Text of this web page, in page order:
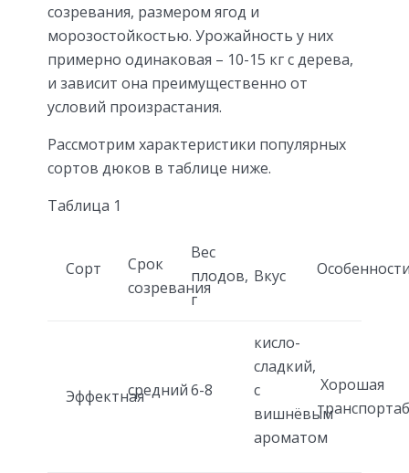
созревания, размером ягод и
морозостойкостью. Урожайность у них
примерно одинаковая – 10-15 кг с дерева,
и зависит она преимущественно от
условий произрастания.
Рассмотрим характеристики популярных
сортов дюков в таблице ниже.
Таблица 1
Сорт
Срок
созревания
Вес
плодов,
г
Вкус
Эффектнаясредний6-8
кисло-
сладкий,
с
вишнёвым
ароматом
Хорошая